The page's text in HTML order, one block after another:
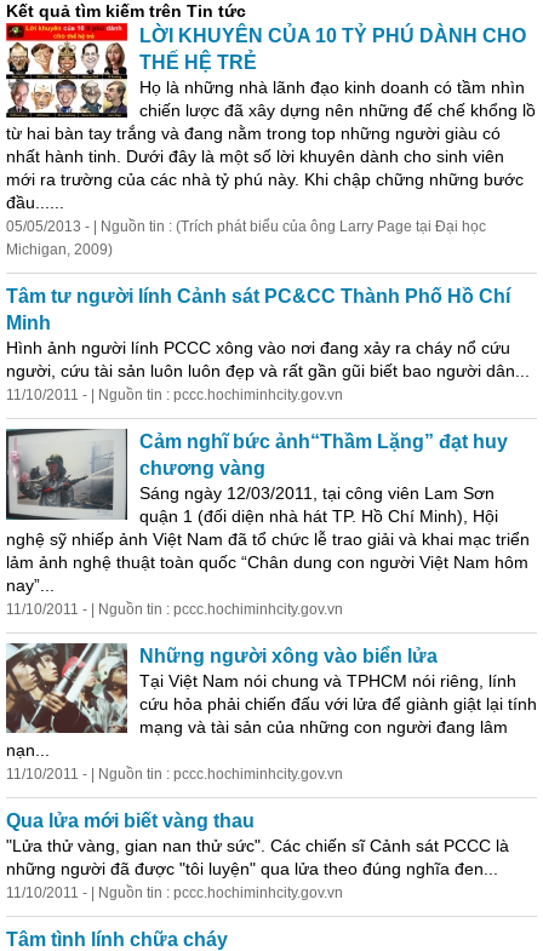
Kết quả tìm kiếm trên Tin tức
LỜI KHUYÊN CỦA 10 TỶ PHÚ DÀNH CHO
THẾ HỆ TRẺ
Họ là những nhà lãnh đạo kinh doanh có tầm nhìn
chiến lược đã xây dựng nên những đế chế khổng lồ
từ hai bàn tay trắng và đang nằm trong top những người giàu có
nhất hành tinh. Dưới đây là một số lời khuyên dành cho sinh viên
mới ra trường của các nhà tỷ phú này. Khi chập chững những bước
đầu......
05/05/2013 - | Nguồn tin : (Trích phát biểu của ông Larry Page tại Đại học
Michigan, 2009)
Tâm tư người lính Cảnh sát PC&CC Thành Phố Hồ Chí
Minh
Hình ảnh người lính PCCC xông vào nơi đang xảy ra cháy nổ cứu
người, cứu tài sản luôn luôn đẹp và rất gần gũi biết bao người dân...
11/10/2011 - | Nguồn tin : pccc.hochiminhcity.gov.vn
Cảm nghĩ bức ảnh“Thầm Lặng” đạt huy
chương vàng
Sáng ngày 12/03/2011, tại công viên Lam Sơn
quận 1 (đối diện nhà hát TP. Hồ Chí Minh), Hội
nghệ sỹ nhiếp ảnh Việt Nam đã tổ chức lễ trao giải và khai mạc triển
lảm ảnh nghệ thuật toàn quốc “Chân dung con người Việt Nam hôm
nay”...
11/10/2011 - | Nguồn tin : pccc.hochiminhcity.gov.vn
Những người xông vào biển lửa
Tại Việt Nam nói chung và TPHCM nói riêng, lính
cứu hỏa phải chiến đấu với lửa để giành giật lại tính
mạng và tài sản của những con người đang lâm
nạn...
11/10/2011 - | Nguồn tin : pccc.hochiminhcity.gov.vn
Qua lửa mới biết vàng thau
"Lửa thử vàng, gian nan thử sức". Các chiến sĩ Cảnh sát PCCC là
những người đã được "tôi luyện" qua lửa theo đúng nghĩa đen...
11/10/2011 - | Nguồn tin : pccc.hochiminhcity.gov.vn
Tâm tình lính chữa cháy